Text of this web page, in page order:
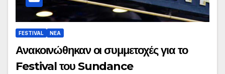
FESTIVAL ΝΕΑ
Ανακοινώθηκαν οι συμμετοχές για το
Festival του Sundance